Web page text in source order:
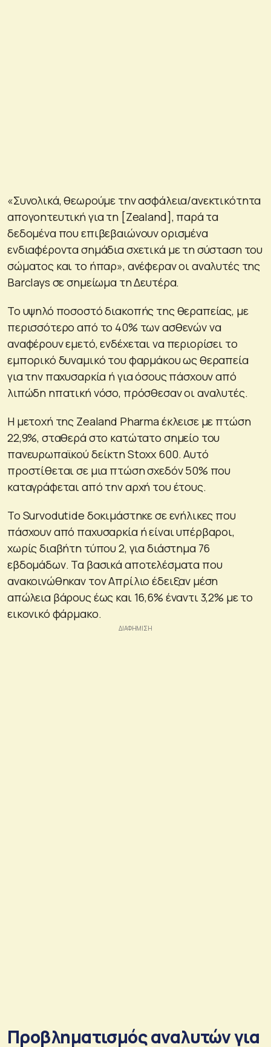
«Συνολικά, θεωρούμε την ασφάλεια/ανεκτικότητα
απογοητευτική για τη [Zealand], παρά τα
δεδομένα που επιβεβαιώνουν ορισμένα
ενδιαφέροντα σημάδια σχετικά με τη σύσταση του
σώματος και το ήπαρ», ανέφεραν οι αναλυτές της
Barclays σε σημείωμα τη Δευτέρα.
Το υψηλό ποσοστό διακοπής της θεραπείας, με
περισσότερο από το 40% των ασθενών να
αναφέρουν εμετό, ενδέχεται να περιορίσει το
εμπορικό δυναμικό του φαρμάκου ως θεραπεία
για την παχυσαρκία ή για όσους πάσχουν από
λιπώδη ηπατική νόσο, πρόσθεσαν οι αναλυτές.
Η μετοχή της Zealand Pharma έκλεισε με πτώση
22,9%, σταθερά στο κατώτατο σημείο του
πανευρωπαϊκού δείκτη Stoxx 600. Αυτό
προστίθεται σε μια πτώση σχεδόν 50% που
καταγράφεται από την αρχή του έτους.
Το Survodutide δοκιμάστηκε σε ενήλικες που
πάσχουν από παχυσαρκία ή είναι υπέρβαροι,
χωρίς διαβήτη τύπου 2, για διάστημα 76
εβδομάδων. Τα βασικά αποτελέσματα που
ανακοινώθηκαν τον Απρίλιο έδειξαν μέση
απώλεια βάρους έως και 16,6% έναντι 3,2% με το
εικονικό φάρμακο.
Προβληματισμός αναλυτών για